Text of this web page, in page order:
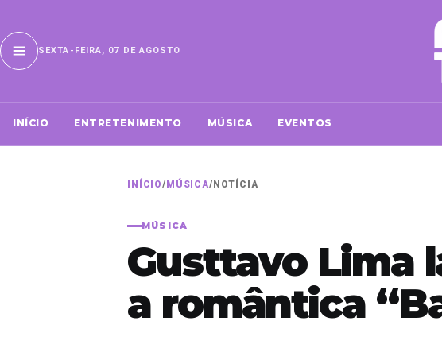
SEXTA-FEIRA, 07 DE AGOSTO
INÍCIO ENTRETENIMENTO MÚSICA EVENTOS
INÍCIO/ MÚSICA/ NOTÍCIA
MÚSICA
Gusttavo Lima
a romântica